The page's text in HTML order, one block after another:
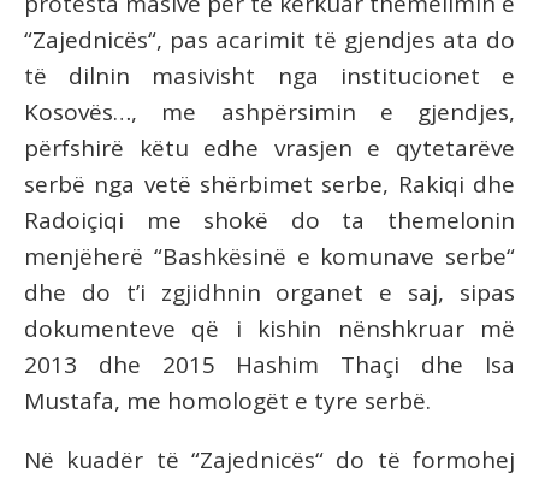
“Zajednicës“, pas acarimit të gjendjes ata do
të dilnin masivisht nga institucionet e
Kosovës…, me ashpërsimin e gjendjes,
përfshirë këtu edhe vrasjen e qytetarëve
serbë nga vetë shërbimet serbe, Rakiqi dhe
Radoiçiqi me shokë do ta themelonin
menjëherë “Bashkësinë e komunave serbe“
dhe do t’i zgjidhnin organet e saj, sipas
dokumenteve që i kishin nënshkruar më
2013 dhe 2015 Hashim Thaçi dhe Isa
Mustafa, me homologët e tyre serbë.
Në kuadër të “Zajednicës“ do të formohej